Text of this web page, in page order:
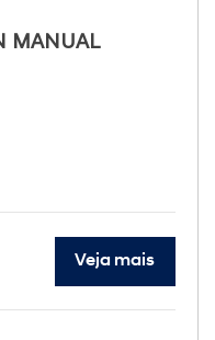
MANUAL
Veja mais